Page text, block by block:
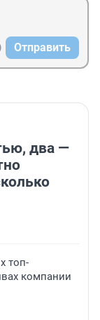
Отправить
два —
топ-
компании